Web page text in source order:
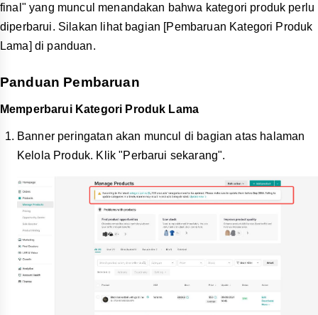
final" yang muncul menandakan bahwa kategori produk perlu
diperbarui. Silakan lihat bagian [Pembaruan Kategori Produk
Lama] di panduan.
Panduan Pembaruan
Memperbarui Kategori Produk Lama
Banner peringatan akan muncul di bagian atas halaman
Kelola Produk. Klik "Perbarui sekarang".